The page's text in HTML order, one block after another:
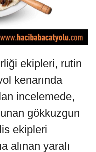
ekipleri, rutin
kenarında
incelemede,
gökkuzgun
ekipleri
alınan yaralı